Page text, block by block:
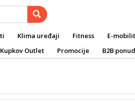
Klima uređaji Fitness E-
Kupkov Outlet Promocije B2B